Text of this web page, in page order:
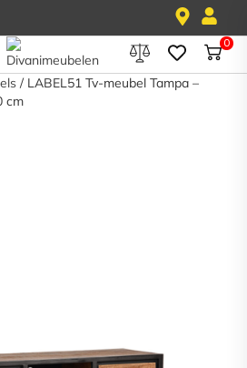
0
/ LABEL51 Tv-meubel Tampa –
cm